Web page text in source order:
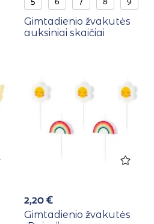
Gimtadienio žvakutės
auksiniai skaičiai
2,20€
Gimtadienio žvakutės